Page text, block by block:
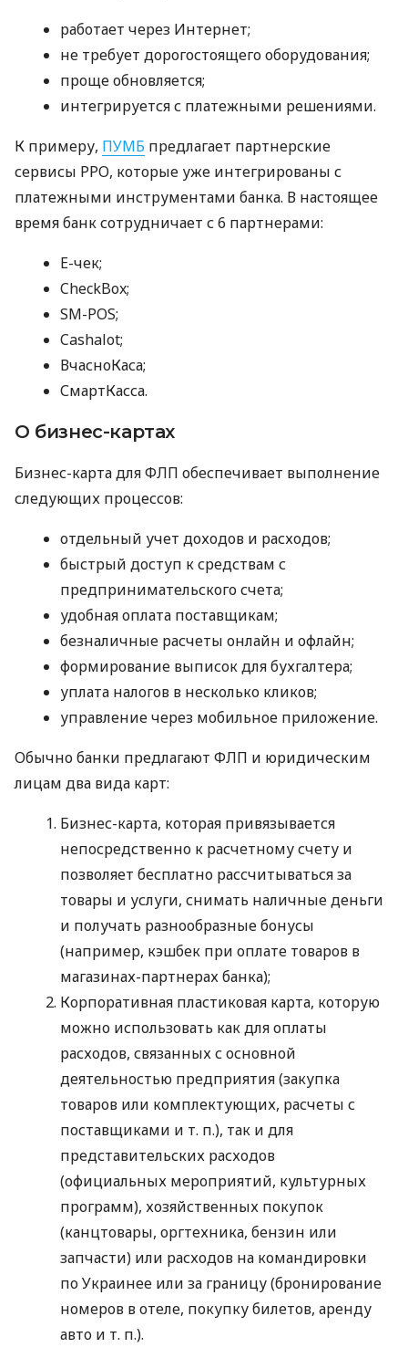
работает через Интернет;
не требует дорогостоящего оборудования;
проще обновляется;
интегрируется с платежными решениями.
К примеру, ПУМБ предлагает партнерские
сервисы РРО, которые уже интегрированы с
платежными инструментами банка. В настоящее
время банк сотрудничает с 6 партнерами:
E-чек;
CheckBox;
SM-POS;
Cashalot;
ВчасноКаса;
СмартКасса.
О бизнес-картах
Бизнес-карта для ФЛП обеспечивает выполнение
следующих процессов:
отдельный учет доходов и расходов;
быстрый доступ к средствам с
предпринимательского счета;
удобная оплата поставщикам;
безналичные расчеты онлайн и офлайн;
формирование выписок для бухгалтера;
уплата налогов в несколько кликов;
управление через мобильное приложение.
Обычно банки предлагают ФЛП и юридическим
лицам два вида карт:
Бизнес-карта, которая привязывается
непосредственно к расчетному счету и
позволяет бесплатно рассчитываться за
товары и услуги, снимать наличные деньги
и получать разнообразные бонусы
(например, кэшбек при оплате товаров в
магазинах-партнерах банка);
Корпоративная пластиковая карта, которую
можно использовать как для оплаты
расходов, связанных с основной
деятельностью предприятия (закупка
товаров или комплектующих, расчеты с
поставщиками и т. п.), так и для
представительских расходов
(официальных мероприятий, культурных
программ), хозяйственных покупок
(канцтовары, оргтехника, бензин или
запчасти) или расходов на командировки
по Украинее или за границу (бронирование
номеров в отеле, покупку билетов, аренду
авто и т. п.).